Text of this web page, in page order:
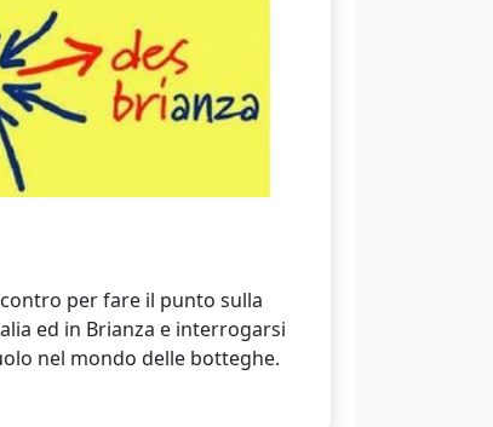
per fare il punto sulla
ed in Brianza e interrogarsi
nel mondo delle botteghe.